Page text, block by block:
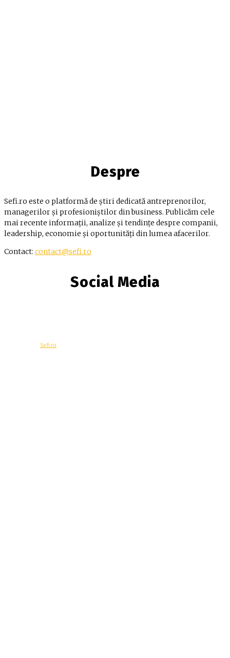
Despre
Sefi.ro este o platformă de știri dedicată antreprenorilor,
managerilor și profesioniștilor din business. Publicăm cele
mai recente informații, analize și tendințe despre companii,
leadership, economie și oportunități din lumea afacerilor.
Contact: contact@sefi.ro
Social Media
Sefi.ro